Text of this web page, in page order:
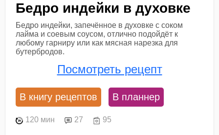
Бедро индейки в духовке
Бедро индейки, запечённое в духовке с соком
лайма и соевым соусом, отлично подойдёт к
любому гарниру или как мясная нарезка для
бутербродов.
Посмотреть рецепт
В книгу рецептов В планнер
120 мин 27 95